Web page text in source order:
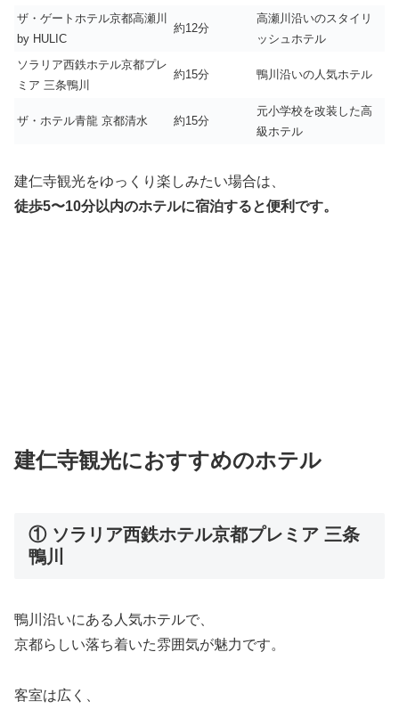
ザ・ゲートホテル京都高瀬川
by HULIC
約12分
高瀬川沿いのスタイリ
ッシュホテル
ソラリア西鉄ホテル京都プレ
ミア 三条鴨川
約15分 鴨川沿いの人気ホテル
ザ・ホテル青龍 京都清水 約15分
元小学校を改装した高
級ホテル
建仁寺観光をゆっくり楽しみたい場合は、
徒歩5〜10分以内のホテルに宿泊すると便利です。
建仁寺観光におすすめのホテル
① ソラリア西鉄ホテル京都プレミア 三条
鴨川
鴨川沿いにある人気ホテルで、
京都らしい落ち着いた雰囲気が魅力です。
客室は広く、